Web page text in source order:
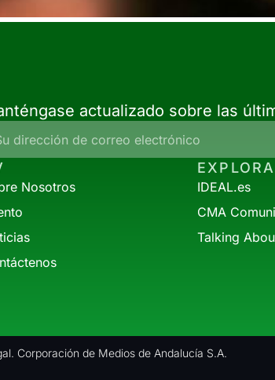
actualizado sobre las
Nosotros
EXPLORA
IDEAL.es
CMA
Talking
Corporación de Medios de Andalucía S.A.